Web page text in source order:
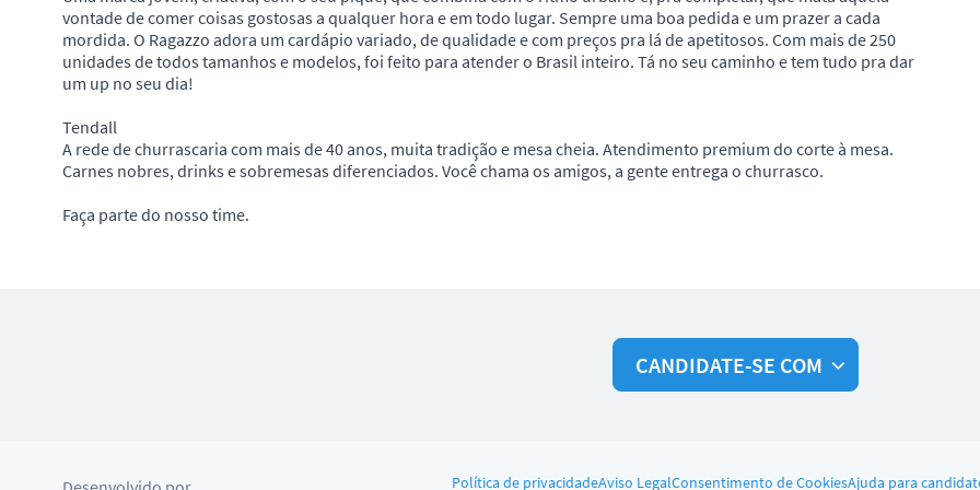
vontade de comer coisas gostosas a qualquer hora e em todo lugar. Sempre uma boa pedida e um prazer a cada
mordida. O Ragazzo adora um cardápio variado, de qualidade e com preços pra lá de apetitosos. Com mais de 250
unidades de todos tamanhos e modelos, foi feito para atender o Brasil inteiro. Tá no seu caminho e tem tudo pra dar
um up no seu dia!
Tendall
A rede de churrascaria com mais de 40 anos, muita tradição e mesa cheia. Atendimento premium do corte à mesa.
Carnes nobres, drinks e sobremesas diferenciados. Você chama os amigos, a gente entrega o churrasco.
Faça parte do nosso time.
CANDIDATE-SE COM
Política de privacidadeAviso LegalConsentimento de CookiesAjuda para